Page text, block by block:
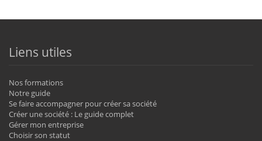
Liens utiles
Nos formations
Notre guide
Se faire accompagner pour créer sa société
Créer une société : Le guide complet
Gérer mon entreprise
Choisir son statut